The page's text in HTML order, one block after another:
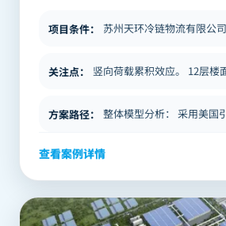
是BICP银泰建构在高层冷链建筑（1…
项目条件：
关注点：
方案路径：
查看案例详情